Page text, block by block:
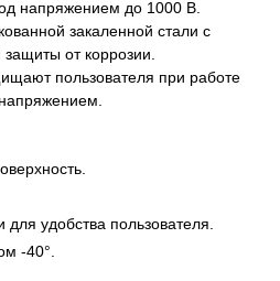
напряжением до 1000 В.
закаленной стали с
от коррозии.
пользователя при работе
удобства пользователя.
-40°.